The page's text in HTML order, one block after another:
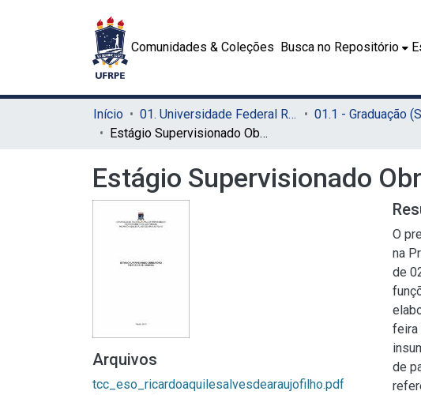
Comunidades & Coleções Busca no Repositório
Início 01. Universidade Federal Rural de Pernambuco - UFRPE (Sede) 01.1 - Graduação
Estágio Supervisionado Obrigatório Prefeitura de Igarassu
Estágio Supervisionado
Arquivos
tcc_eso_ricardoaquilesalvesdearaujofilho.pdf
O
na
de
feira
de